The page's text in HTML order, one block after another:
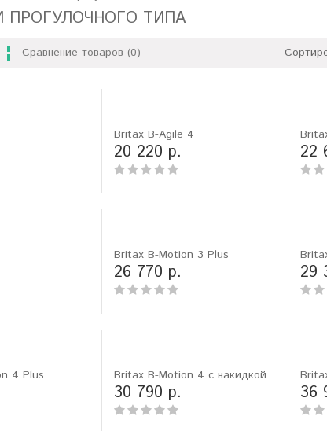
ПРОГУЛОЧНОГО ТИПА
Сравнение товаров (0)
Britax B-Agile 4
20 220 р. 22
Britax B-Motion 3 Plus
26 770 р. 29
4 Plus Britax B-Motion 4 с накидкой..
30 790 р. 36